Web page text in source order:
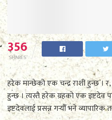
356
SHARES
हरेक मान्छेको एक चन्द्र राशी हुन्छ ।
हुन्छ । त्यस्तै हरेक ग्रहको एक इष्टदेव
इष्टदेवलाई प्रसन्न गर्‍यौँ भने